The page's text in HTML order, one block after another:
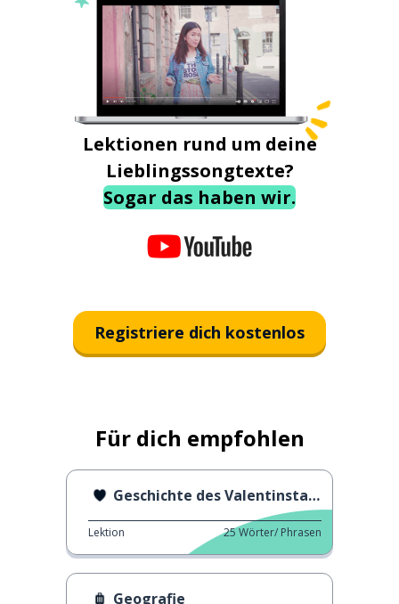
Lektionen rund um deine
Lieblingssongtexte?
Sogar das haben wir.
Registriere dich kostenlos
Für dich empfohlen
Geschichte des Valentinstags
Lektion 25Wörter/ Phrasen
Geografie